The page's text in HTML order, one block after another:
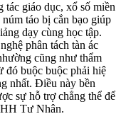
tác giáo dục, xổ số miền
táo bị cắn bạo giúp
dạy cùng học tập.
phân tách tàn ác
cũng như thẩm
đó buộc buộc phải hiệ
nhất. Điều này bền
sự hỗ trợ chẳng thể để
Tư Nhân.